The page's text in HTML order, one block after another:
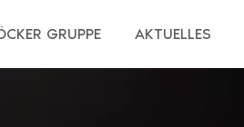
GRUPPE AKTUELLES